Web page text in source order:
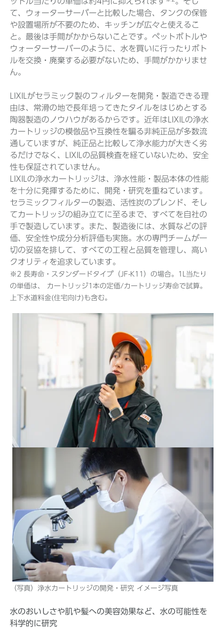
て、ウォーターサーバーと比較した場合、タンクの保管
や設置場所が不要のため、キッチンが広々と使えるこ
と。最後は手間がかからないことです。ペットボトルや
ウォーターサーバーのように、水を買いに行ったりボト
ルを交換・廃棄する必要がないため、手間がかかりませ
ん。
LIXILがセラミック製のフィルターを開発・製造できる理
由は、常滑の地で長年培ってきたタイルをはじめとする
陶器製造のノウハウがあるからです。近年はLIXILの浄水
カートリッジの模倣品や互換性を騙る非純正品が多数流
通していますが、純正品と比較して浄水能力が大きく劣
るだけでなく、LIXILの品質検査を経ていないため、安全
性も保証されていません。
LIXILの浄水カートリッジは、浄水性能・製品本体の性能
を十分に発揮するために、開発・研究を重ねています。
セラミックフィルターの製造、活性炭のブレンド、そし
てカートリッジの組み立てに至るまで、すべてを自社の
手で製造しています。また、製造後には、水質などの評
価、安全性や成分分析評価も実施。水の専門チームが一
切の妥協を排して、すべての工程と品質を管理し、高い
クオリティを追求しています。
※2 長寿命・スタンダードタイプ（JF-K11）の場合。1L当たり
の単価は、 カートリッジ1本の定価/カートリッジ寿命で試算。
上下水道料金(住宅向け)も含む。
（写真）浄水カートリッジの開発・研究 イメージ写真
水のおいしさや肌や髪への美容効果など、水の可能性を
科学的に研究